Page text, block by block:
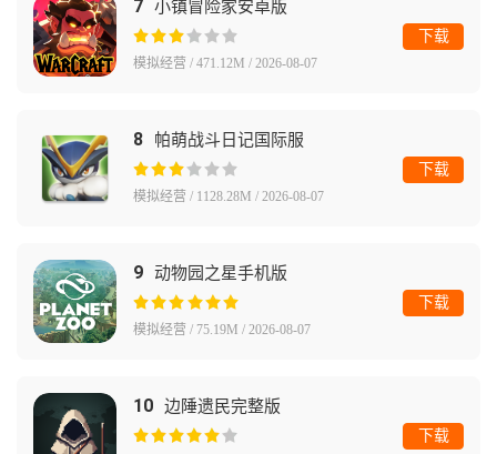
7 小镇冒险家安卓版
模拟经营 / 471.12M / 2026-08-07
下载
8 帕萌战斗日记国际服
模拟经营 / 1128.28M / 2026-08-07
下载
9 动物园之星手机版
模拟经营 / 75.19M / 2026-08-07
下载
10 边陲遗民完整版
下载